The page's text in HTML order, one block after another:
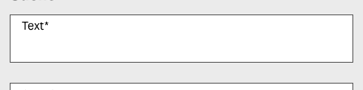
Text*